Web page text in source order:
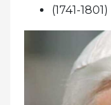
(1741-1801)